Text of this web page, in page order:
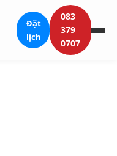
Đặt
lịch
083
379
0707